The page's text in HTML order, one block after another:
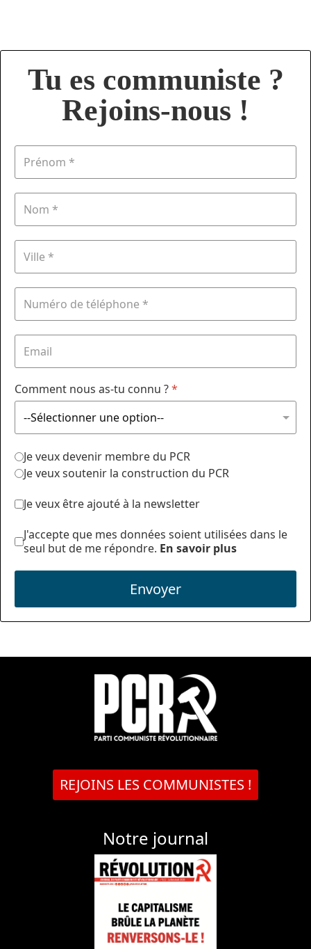
Tu es communiste ?
Rejoins-nous !
Comment nous as-tu connu ?*
Je veux devenir membre du PCR
Je veux soutenir la construction du PCR
Je veux être ajouté à la newsletter
J'accepte que mes données soient utilisées dans le
seul but de me répondre. En savoir plus
Envoyer
REJOINS LES COMMUNISTES !
Notre journal